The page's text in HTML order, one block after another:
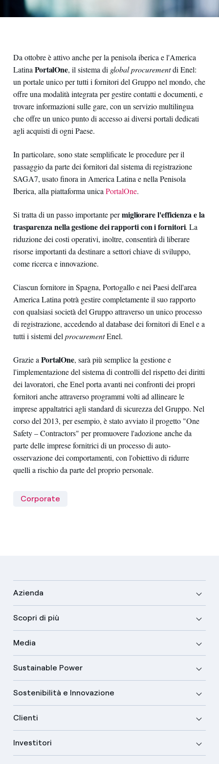
Da ottobre è attivo anche per la penisola iberica e l'America
Latina PortalOne, il sistema di global procurementdi Enel:
un portale unico per tutti i fornitori del Gruppo nel mondo, che
offre una modalità integrata per gestire contatti e documenti, e
trovare informazioni sulle gare, con un servizio multilingua
che offre un unico punto di accesso ai diversi portali dedicati
agli acquisti di ogni Paese.
In particolare, sono state semplificate le procedure per il
passaggio da parte dei fornitori dal sistema di registrazione
SAGA7, usato finora in America Latina e nella Penisola
Iberica, alla piattaforma unica PortalOne.
Si tratta di un passo importante permigliorare l'efficienza e la
trasparenza nella gestione dei rapporti con i fornitori. La
riduzione dei costi operativi, inoltre, consentirà di liberare
risorse importanti da destinare a settori chiave di sviluppo,
come ricerca e innovazione.
Ciascun fornitore in Spagna, Portogallo e nei Paesi dell'area
America Latina potrà gestire completamente il suo rapporto
con qualsiasi società del Gruppo attraverso un unico processo
di registrazione, accedendo al database dei fornitori di Enel e a
tutti i sistemi delprocurementEnel.
Grazie aPortalOne, sarà più semplice la gestione e
l'implementazione del sistema di controlli del rispetto dei diritti
dei lavoratori, che Enel porta avanti nei confronti dei propri
fornitori anche attraverso programmi volti ad allineare le
imprese appaltatrici agli standard di sicurezza del Gruppo. Nel
corso del 2013, per esempio, è stato avviato il progetto "One
Safety – Contractors" per promuovere l'adozione anche da
parte delle imprese fornitrici di un processo di auto-
osservazione dei comportamenti, con l'obiettivo di ridurre
quelli a rischio da parte del proprio personale.
Corporate
Azienda
Scopri di più
Media
Sustainable Power
Sostenibilità e Innovazione
Clienti
Investitori